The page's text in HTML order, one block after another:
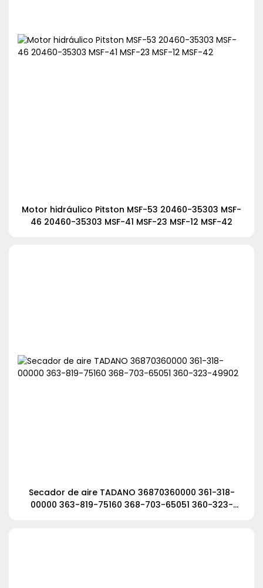
Motor hidráulico Pitston MSF-53 20460-35303 MSF-
46 20460-35303 MSF-41 MSF-23 MSF-12 MSF-42
Secador de aire TADANO 36870360000 361-318-
00000 363-819-75160 368-703-65051 360-323-